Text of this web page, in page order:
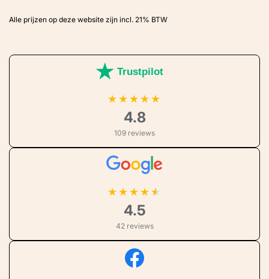
Alle prijzen op deze website zijn incl. 21% BTW
Trustpilot
★★★★★
4.8
109 reviews
★★★★
4.5
42 reviews